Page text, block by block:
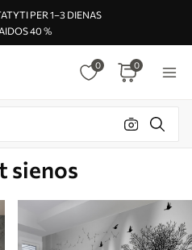
PER 1–3 DIENAS
40 %
0 0
sienos